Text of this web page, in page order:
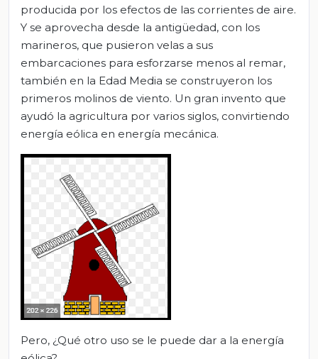
producida por los efectos de las corrientes de aire.
Y se aprovecha desde la antigüedad, con los
marineros, que pusieron velas a sus
embarcaciones para esforzarse menos al remar,
también en la Edad Media se construyeron los
primeros molinos de viento. Un gran invento que
ayudó la agricultura por varios siglos, convirtiendo
energía eólica en energía mecánica.
Pero, ¿Qué otro uso se le puede dar a la energía